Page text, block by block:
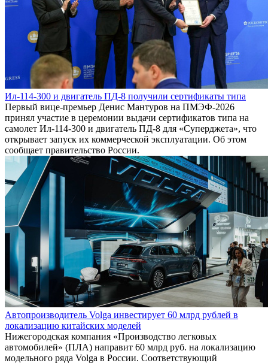
Ил-114-300 и двигатель ПД-8 получили сертификаты типа
Первый вице-премьер Денис Мантуров на ПМЭФ-2026
принял участие в церемонии выдачи сертификатов типа на
самолет Ил-114-300 и двигатель ПД-8 для «Суперджета», что
открывает запуск их коммерческой эксплуатации. Об этом
сообщает правительство России.
Автопроизводитель Volga инвестирует 60 млрд рублей в
локализацию китайских моделей
Нижегородская компания «Производство легковых
автомобилей» (ПЛА) направит 60 млрд руб. на локализацию
модельного ряда Volga в России. Соответствующий